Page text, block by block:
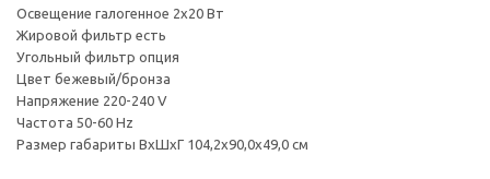
Освещение галогенное 2х20 Вт
Жировой фильтр есть
Угольный фильтр опция
Цвет бежевый/бронза
Напряжение 220-240 V
Частота 50-60 Hz
Размер габариты ВхШхГ 104,2х90,0х49,0 см